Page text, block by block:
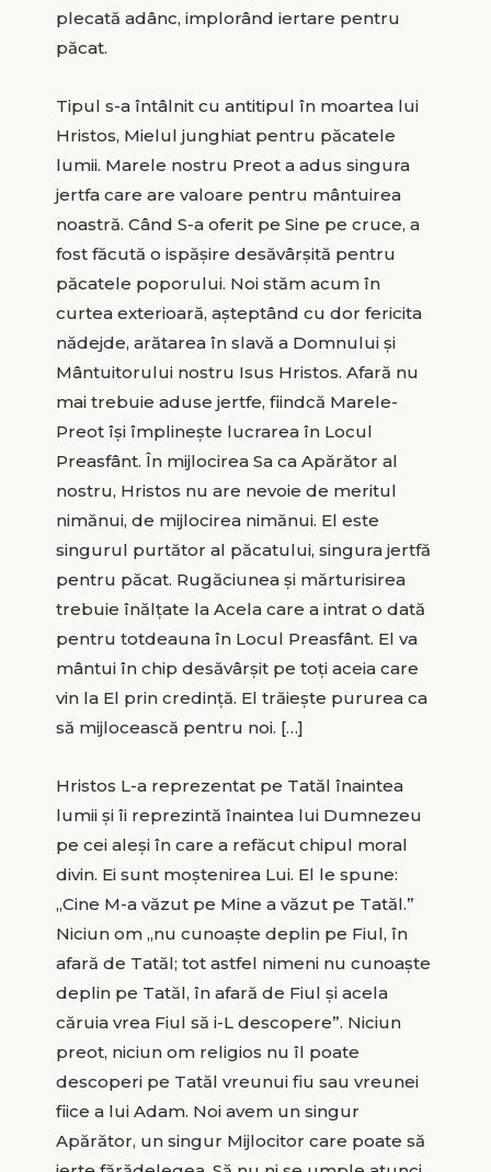
plecată adânc, implorând iertare pentru
păcat.
Tipul s-a întâlnit cu antitipul în moartea lui
Hristos, Mielul junghiat pentru păcatele
lumii. Marele nostru Preot a adus singura
jertfa care are valoare pentru mântuirea
noastră. Când S-a oferit pe Sine pe cruce, a
fost făcută o ispăşire desăvârşită pentru
păcatele poporului. Noi stăm acum în
curtea exterioară, aşteptând cu dor fericita
nădejde, arătarea în slavă a Domnului şi
Mântuitorului nostru Isus Hristos. Afară nu
mai trebuie aduse jertfe, fiindcă Marele-
Preot îşi împlineşte lucrarea în Locul
Preasfânt. În mijlocirea Sa ca Apărător al
nostru, Hristos nu are nevoie de meritul
nimănui, de mijlocirea nimănui. El este
singurul purtător al păcatului, singura jertfă
pentru păcat. Rugăciunea şi mărturisirea
trebuie înălţate la Acela care a intrat o dată
pentru totdeauna în Locul Preasfânt. El va
mântui în chip desăvârşit pe toţi aceia care
vin la El prin credinţă. El trăieşte pururea ca
să mijlocească pentru noi. […]
Hristos L-a reprezentat pe Tatăl înaintea
lumii şi îi reprezintă înaintea lui Dumnezeu
pe cei aleşi în care a refăcut chipul moral
divin. Ei sunt moştenirea Lui. El le spune:
„Cine M-a văzut pe Mine a văzut pe Tatăl.”
Niciun om „nu cunoaşte deplin pe Fiul, în
afară de Tatăl; tot astfel nimeni nu cunoaşte
deplin pe Tatăl, în afară de Fiul şi acela
căruia vrea Fiul să i-L descopere”. Niciun
preot, niciun om religios nu îl poate
descoperi pe Tatăl vreunui fiu sau vreunei
fiice a lui Adam. Noi avem un singur
Apărător, un singur Mijlocitor care poate să